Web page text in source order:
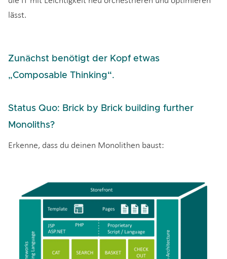
lässt.
Zunächst benötigt der Kopf etwas
„Composable Thinking“.
Status Quo: Brick by Brick building further
Monoliths?
Erkenne, dass du deinen Monolithen baust: